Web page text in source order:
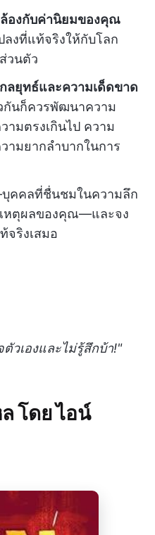
องกับค่านิยมของคุณ
ลงที่แท้จริงให้กับโลก
วนตัว
ลยุทธ์และความเด็ดขาด
นก็ควรพัฒนาความ
ามตรงเกินไป ความ
มยากลำบากในการ
คคลที่ชื่นชมในความลึก
หตุผลของคุณ—และจง
จริงเสมอ
วเองและไม่รู้สึกบ้า!"
โดย ไอน์